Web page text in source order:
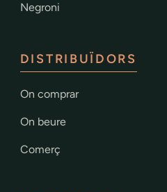
Negroni
DISTRIBUÏDORS
On comprar
On beure
Comerç